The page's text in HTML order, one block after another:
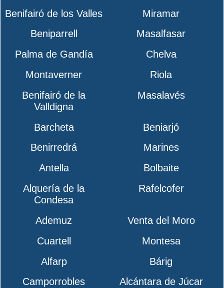
Benifairó de los Valles
Miramar
Beniparrell
Masalfasar
Palma de Gandía
Chelva
Montaverner
Riola
Benifairó de la
Valldigna
Masalavés
Barcheta
Beniarjó
Benirredrá
Marines
Antella
Bolbaite
Alquería de la
Condesa
Rafelcofer
Ademuz
Venta del Moro
Cuartell
Montesa
Alfarp
Bárig
Camporrobles
Alcántara de Júcar